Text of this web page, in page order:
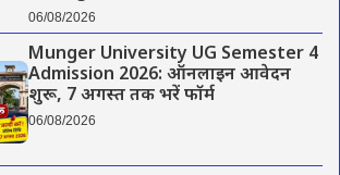
06/08/2026
Munger University UG Semester 4
Admission 2026: ऑनलाइन आवेदन
शुरू, 7 अगस्त तक भरें फॉर्म
06/08/2026